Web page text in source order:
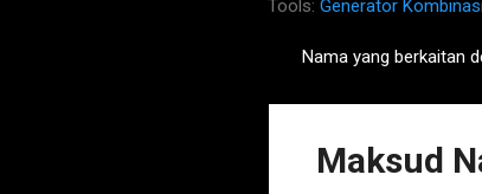
Tools: Generator
o
Nama yang berkaitan
Maksud